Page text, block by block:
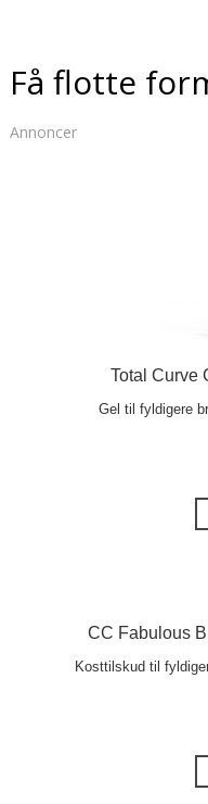
Få flotte
Annoncer
Total Curve
Gel til fyldigere
CC Fabulous
Kosttilskud til